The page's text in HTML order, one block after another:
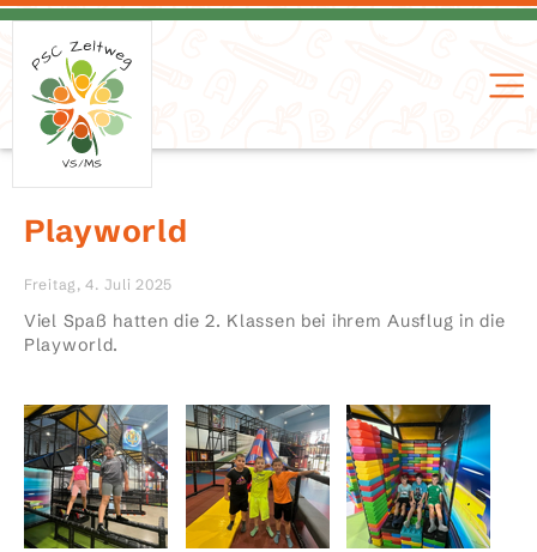
Playworld
Freitag, 4. Juli 2025
Viel Spaß hatten die 2. Klassen bei ihrem Ausflug in die
Playworld.